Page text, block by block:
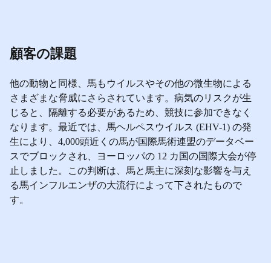
顧客の課題
他の動物と同様、馬もウイルスやその他の微生物による
さまざまな脅威にさらされています。病気のリスクが生
じると、隔離する必要があるため、競技に参加できなく
なります。最近では、馬ヘルペスウイルス (EHV-1) の発
生により、4,000頭近くの馬が国際馬術連盟のデータベー
スでブロックされ、ヨーロッパの 12 カ国の国際大会が停
止しました。この判断は、馬と馬主に深刻な影響を与え
る馬インフルエンザの大流行によって下されたもので
す。